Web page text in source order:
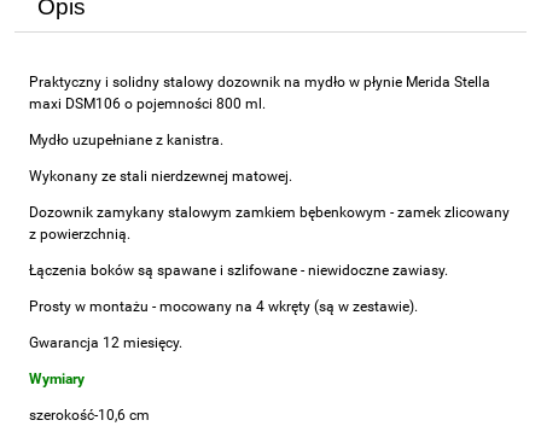
Opis
Praktyczny i solidny stalowy dozownik na mydło w płynie Merida Stella
maxi DSM106 o pojemności 800 ml.
Mydło uzupełniane z kanistra.
Wykonany ze stali nierdzewnej matowej.
Dozownik zamykany stalowym zamkiem bębenkowym - zamek zlicowany
z powierzchnią.
Łączenia boków są spawane i szlifowane - niewidoczne zawiasy.
Prosty w montażu - mocowany na 4 wkręty (są w zestawie).
Gwarancja 12 miesięcy.
Wymiary
szerokość-10,6 cm